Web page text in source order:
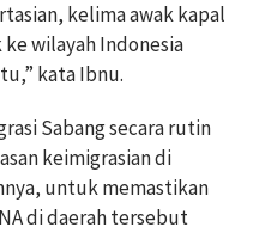
kelima awak kapal
wilayah Indonesia
kata Ibnu.
Sabang secara rutin
keimigrasian di
untuk memastikan
di daerah tersebut